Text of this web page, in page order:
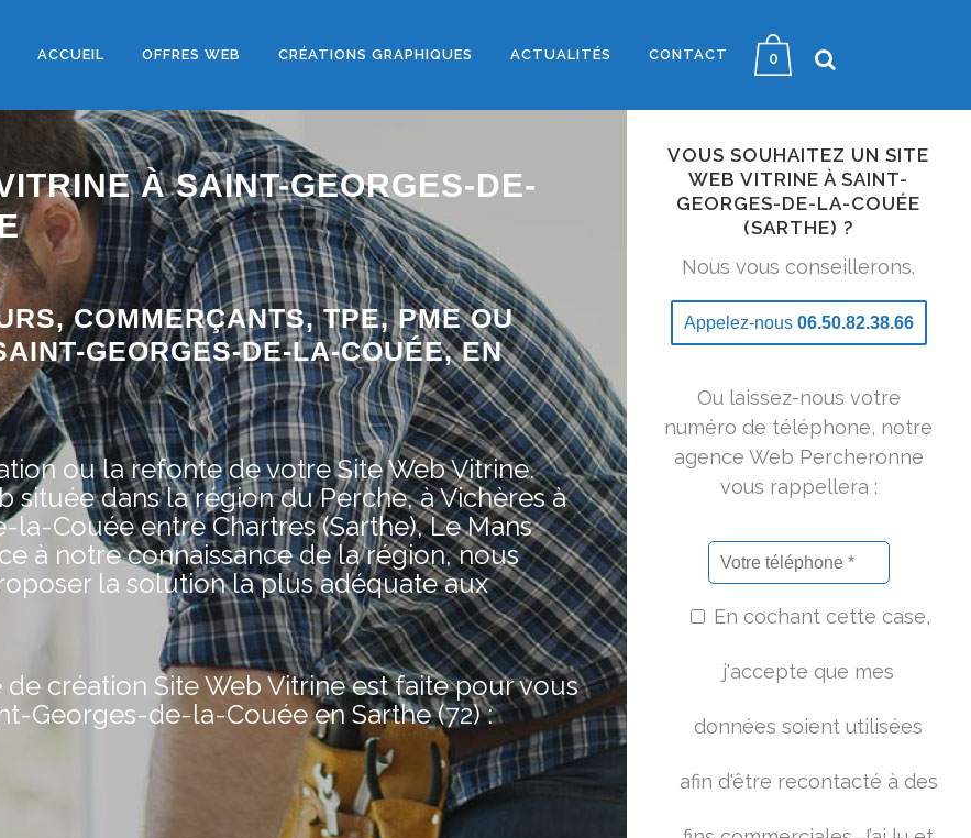
0
ACCUEIL OFFRES WEB CRÉATIONS GRAPHIQUES ACTUALITÉS CONTACT
À SAINT-GEORGES-DE-
COMMERÇANTS, TPE, PME OU
GEORGES-DE-LA-COUÉE, EN
ou la refonte de votre Site Web Vitrine.
située dans la région du Perche, à Vichères à
Couée entre Chartres (Sarthe), Le Mans
à notre connaissance de la région, nous
la solution la plus adéquate aux
création Site Web Vitrine est faite pour vous
Georges-de-la-Couée en Sarthe (72) :
VOUS SOUHAITEZ UN SITE
WEB VITRINE À SAINT-
GEORGES-DE-LA-COUÉE
(SARTHE) ?
Nous vous conseillerons.
Appelez-nous 06.50.82.38.66
Ou laissez-nous votre
numéro de téléphone, notre
agence Web Percheronne
vous rappellera :
En cochant cette case,
j'accepte que mes
données soient utilisées
afin d'être recontacté à des